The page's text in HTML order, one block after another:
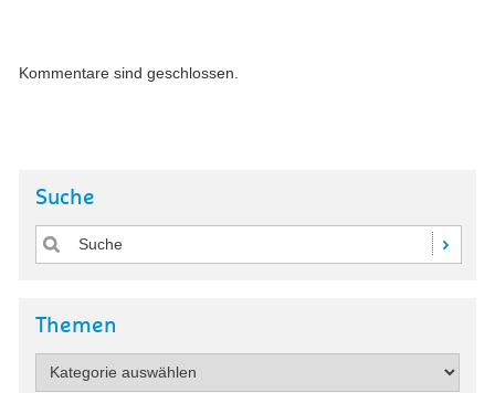
Kommentare sind geschlossen.
Suche
Themen